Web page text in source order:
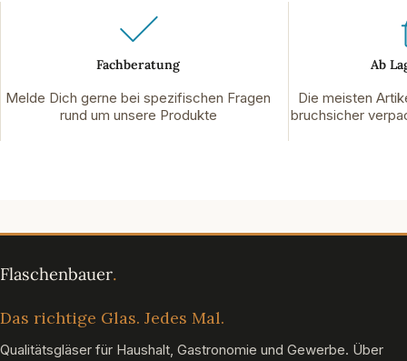
Fachberatung
Melde Dich gerne bei spezifischen Fragen
rund um unsere Produkte
Ab
Die meisten
bruchsicher
Das richtige Glas. Jedes Mal.
Qualitätsgläser für Haushalt, Gastronomie und Gewerbe. Über